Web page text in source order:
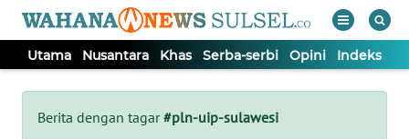
Utama Nusantara Khas Serba-serbi Opini Indeks
Berita dengan tagar#pln-uip-sulawesi
Tutup